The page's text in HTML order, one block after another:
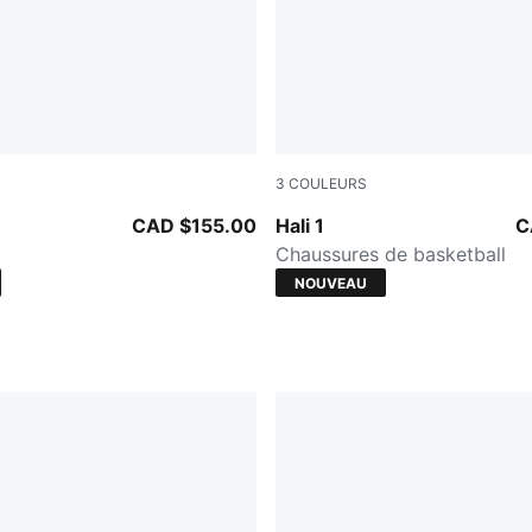
Gray EchoCAD $155.00
3 COULEURS
Hali 1
PUMA White-Vibrant Silver
Chaussures de basketball
NOUVEAU